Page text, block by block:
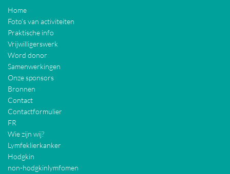
Home
Foto's van activiteiten
Praktische info
Vrijwilligerswerk
Word donor
Samenwerkingen
Onze sponsors
Bronnen
Contact
Contactformulier
FR
Wie zijn wij?
Lymfeklierkanker
Hodgkin
non-hodgkinlymfomen